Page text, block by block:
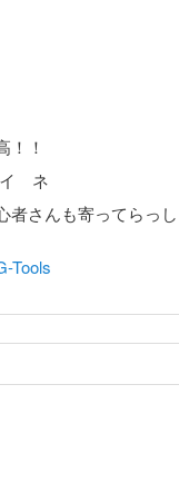
！！
ネ
者さんも寄ってらっ
Tools